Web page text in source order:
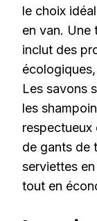
le choix
en van. Une
inclut des
Les savons
les
de gants de
serviettes
tout en